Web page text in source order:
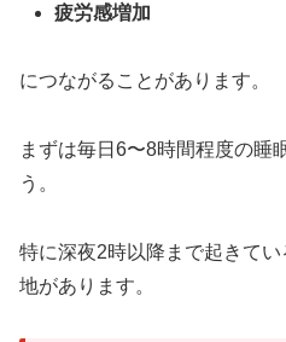
疲労感増加
につながることがあります。
まずは毎日6〜8時間程度の睡
う。
特に深夜2時以降まで起きて
地があります。